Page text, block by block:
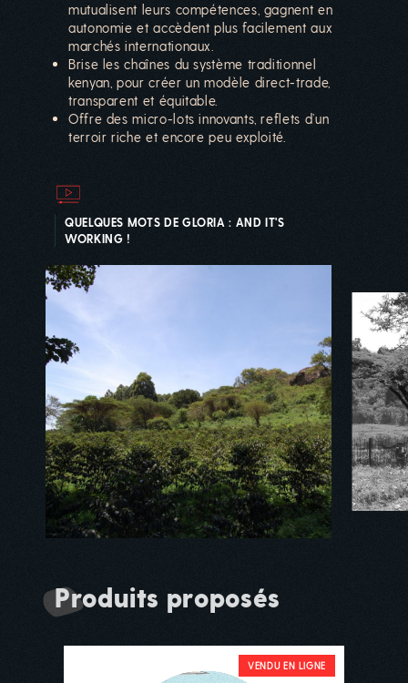
mutualisent leurs compétences, gagnent en
autonomie et accèdent plus facilement aux
marchés internationaux.
Brise les chaînes du système traditionnel
kenyan, pour créer un modèle direct-trade,
transparent et équitable.
Offre des micro-lots innovants, reflets d’un
terroir riche et encore peu exploité.
QUELQUES MOTS DE GLORIA : AND IT'S
WORKING !
Produits proposés
VENDU EN LIGNE